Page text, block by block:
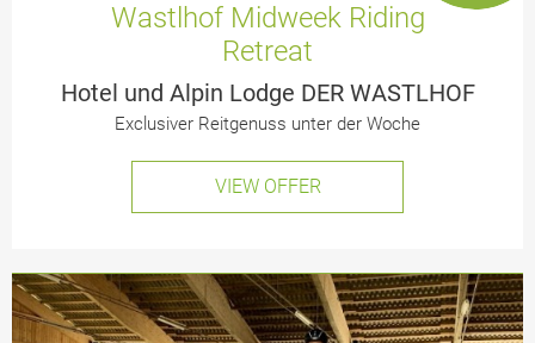
Wastlhof Midweek Riding
Retreat
Hotel und Alpin Lodge DER WASTLHOF
Exclusiver Reitgenuss unter der Woche
VIEW OFFER